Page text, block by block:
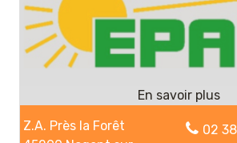
Z.A. Près la Forêt
02